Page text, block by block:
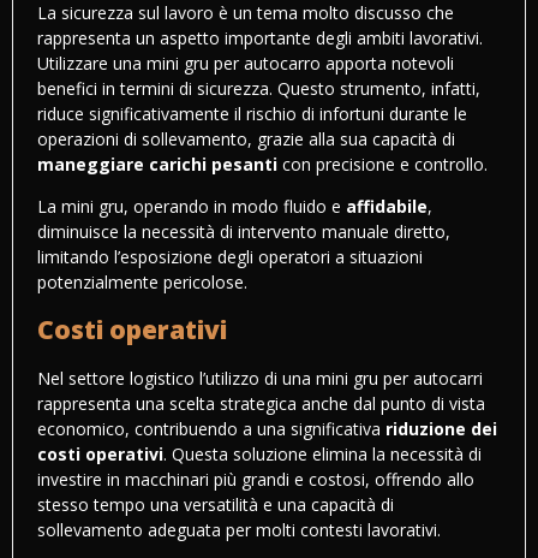
La sicurezza sul lavoro è un tema molto discusso che
rappresenta un aspetto importante degli ambiti lavorativi.
Utilizzare una mini gru per autocarro apporta notevoli
benefici in termini di sicurezza. Questo strumento, infatti,
riduce significativamente il rischio di infortuni durante le
operazioni di sollevamento, grazie alla sua capacità di
maneggiare carichi pesanti con precisione e controllo.
La mini gru, operando in modo fluido e affidabile,
diminuisce la necessità di intervento manuale diretto,
limitando l’esposizione degli operatori a situazioni
potenzialmente pericolose.
Costi operativi
Nel settore logistico l’utilizzo di una mini gru per autocarri
rappresenta una scelta strategica anche dal punto di vista
economico, contribuendo a una significativa riduzione dei
costi operativi. Questa soluzione elimina la necessità di
investire in macchinari più grandi e costosi, offrendo allo
stesso tempo una versatilità e una capacità di
sollevamento adeguata per molti contesti lavorativi.